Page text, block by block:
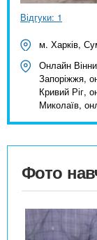
Відгуки: 1
м. Харків,
Онлайн
Запоріжжя,
Кривий Ріг,
Миколаїв,
Фото